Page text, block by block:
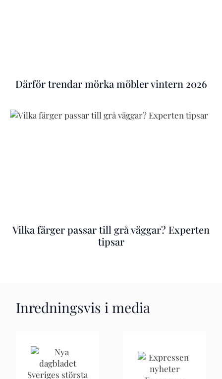
Därför trendar mörka möbler vintern 2026
Vilka färger passar till grå väggar? Experten
tipsar
Inredningsvis i media
Sveriges största